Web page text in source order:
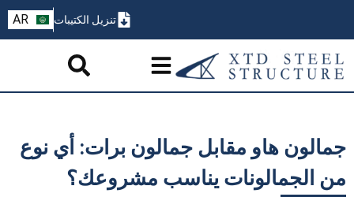
تنزيل الكتيبات AR
PT
جمالون هاو مقابل جمالون برات: أي نوع
من الجمالونات يناسب مشروعك؟